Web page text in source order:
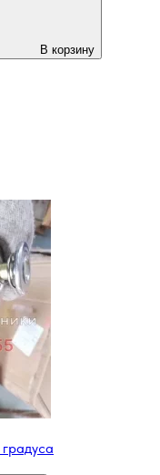
В корзину